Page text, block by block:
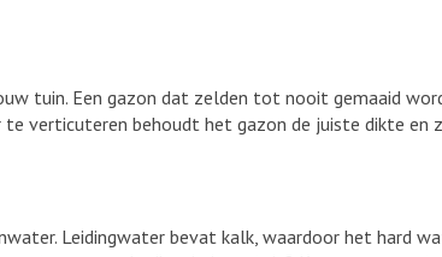
tuin. Een gazon dat zelden tot nooit gemaaid
verticuteren behoudt het gazon de juiste dikte en
Leidingwater bevat kalk, waardoor het hard